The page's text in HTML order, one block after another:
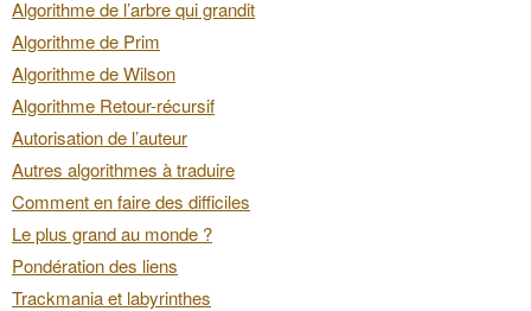
Algorithme de l’arbre qui grandit
Algorithme de Prim
Algorithme de Wilson
Algorithme Retour-récursif
Autorisation de l’auteur
Autres algorithmes à traduire
Comment en faire des difficiles
Le plus grand au monde ?
Pondération des liens
Trackmania et labyrinthes